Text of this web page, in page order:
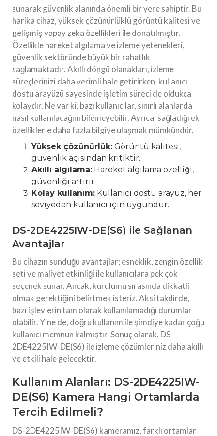
sunarak güvenlik alanında önemli bir yere sahiptir. Bu
harika cihaz, yüksek çözünürlüklü görüntü kalitesi ve
gelişmiş yapay zeka özellikleri ile donatılmıştır.
Özellikle hareket algılama ve izleme yetenekleri,
güvenlik sektöründe büyük bir rahatlık
sağlamaktadır. Akıllı döngü olanakları, izleme
süreçlerinizi daha verimli hale getirirken, kullanıcı
dostu arayüzü sayesinde işletim süreci de oldukça
kolaydır. Ne var ki, bazı kullanıcılar, sınırlı alanlarda
nasıl kullanılacağını bilemeyebilir. Ayrıca, sağladığı ek
özelliklerle daha fazla bilgiye ulaşmak mümkündür.
Yüksek çözünürlük: Görüntü kalitesi,
güvenlik açısından kritiktir.
Akıllı algılama: Hareket algılama özelliği,
güvenliği artırır.
Kolay kullanım: Kullanıcı dostu arayüz, her
seviyeden kullanıcı için uygundur.
DS-2DE4225IW-DE(S6) ile Sağlanan
Avantajlar
Bu cihazın sunduğu avantajlar; esneklik, zengin özellik
seti ve maliyet etkinliği ile kullanıcılara pek çok
seçenek sunar. Ancak, kurulumu sırasında dikkatli
olmak gerektiğini belirtmek isteriz. Aksi takdirde,
bazı işlevlerin tam olarak kullanılamadığı durumlar
olabilir. Yine de, doğru kullanım ile şimdiye kadar çoğu
kullanıcı memnun kalmıştır. Sonuç olarak, DS-
2DE4225IW-DE(S6) ile izleme çözümleriniz daha akıllı
ve etkili hale gelecektir.
Kullanım Alanları: DS-2DE4225IW-
DE(S6) Kamera Hangi Ortamlarda
Tercih Edilmeli?
DS-2DE4225IW-DE(S6) kameramız, farklı ortamlar